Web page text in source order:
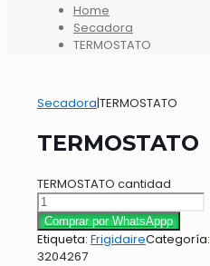
Home
Secadora
TERMOSTATO
Secadora|TERMOSTATO
TERMOSTATO
TERMOSTATO cantidad
Comprar por WhatsAppp
Etiqueta: FrigidaireCategoría:
3204267